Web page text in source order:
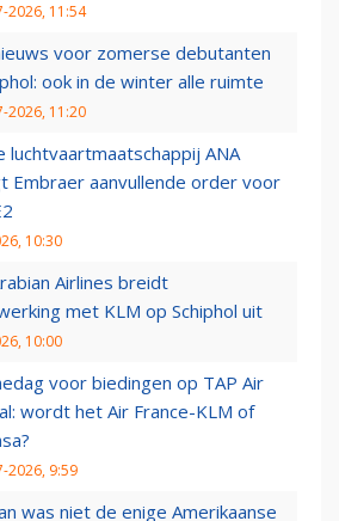
2026, 11:54
voor zomerse debutanten
ook in de winter alle ruimte
2026, 11:20
luchtvaartmaatschappij ANA
Embraer aanvullende order voor
10:30
Airlines breidt
met KLM op Schiphol uit
10:00
voor biedingen op TAP Air
wordt het Air France-KLM of
2026, 9:59
was niet de enige Amerikaanse